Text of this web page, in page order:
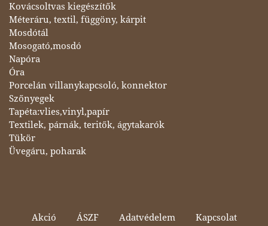
Kovácsoltvas kiegészítők
Méteráru, textil, függöny, kárpit
Mosdótál
Mosogató,mosdó
Napóra
Óra
Porcelán villanykapcsoló, konnektor
Szőnyegek
Tapéta:vlies,vinyl,papír
Textilek, párnák, teritők, ágytakarók
Tükör
Üvegáru, poharak
Akció ÁSZF Adatvédelem
Kapcsolat